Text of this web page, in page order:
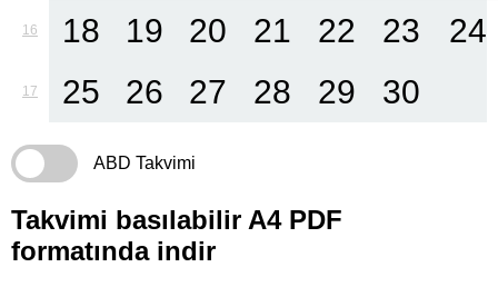
16 18 19 20 21 22 23 24
17 25 26 27 28 29 30
ABD Takvimi
Takvimi basılabilir A4 PDF
formatında indir